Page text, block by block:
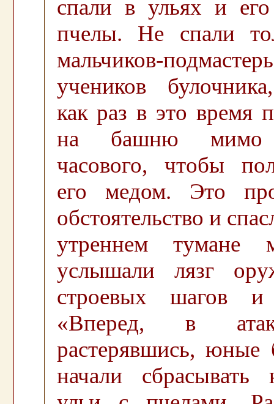
спали в ульях и
пчелы. Не спали
мальчиков-
учеников
как раз в это время
на башню мимо
часового, чтобы
его медом. Это
обстоятельство и
утреннем тумане
услышали лязг
строевых шагов и
«Вперед, в
растерявшись, юные
начали сбрасывать